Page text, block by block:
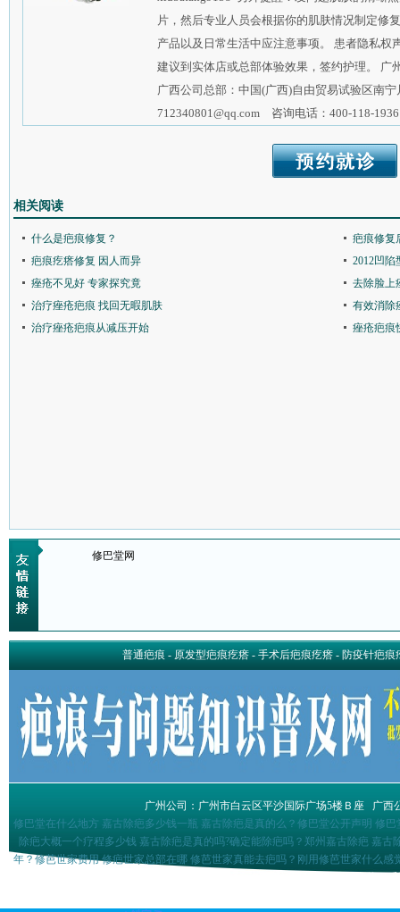
片，然后专业人员会根据你的肌肤情况制定修
产品以及日常生活中应注意事项。 患者隐私
建议到实体店或总部体验效果，签约护理。
广西公司总部：中国(广西)自由贸易试验区南
712340801@qq.com 咨询电话：400-118-1936
相关阅读
什么是疤痕修复？
疤痕修复
疤痕疙瘩修复 因人而异
2012凹陷
痤疮不见好 专家探究竟
去除脸上
治疗痤疮疤痕 找回无暇肌肤
有效消除
治疗痤疮疤痕从减压开始
痤疮疤痕
修巴堂网
普通疤痕- 原发型疤痕疙瘩- 手术后疤痕疙瘩- 防疫针疤痕
广州公司：广州市白云区平沙国际广场5楼Ｂ座
广西
修巴堂在什么地方 嘉古除疤多少钱一瓶 嘉古除疤是真的么？修巴堂公开声明 修
除疤大概一个疗程多少钱 嘉古除疤是真的吗?确定能除疤吗？郑州嘉古除疤 嘉
年？修芭世家费用 修疤世家总部在哪 修芭世家真能去疤吗？刚用修芭世家什么